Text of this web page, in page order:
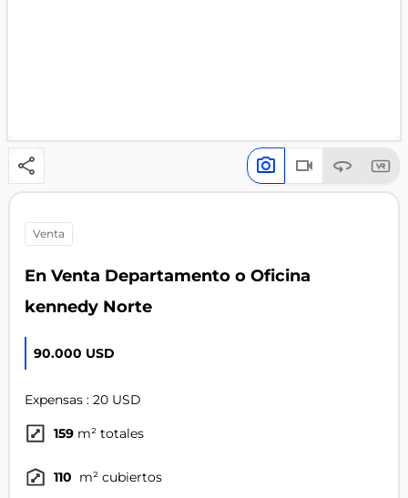
venta
En Venta Departamento o Oficina
kennedy Norte
90.000 USD
Expensas : 20 USD
159 m² totales
110 m² cubiertos